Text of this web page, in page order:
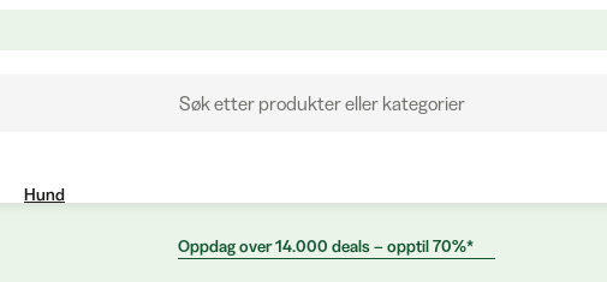
Søk etter produkter eller kategorier
Hund
Oppdag over 14.000 deals – opptil 70%*